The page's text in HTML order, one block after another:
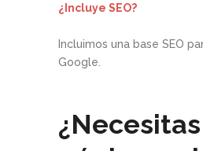
¿Incluye SEO?
Incluimos una base SEO
Google.